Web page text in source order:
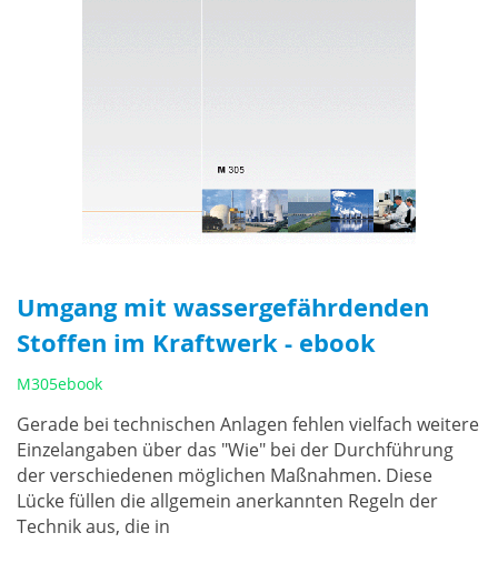
Umgang mit wassergefährdenden
Stoffen im Kraftwerk - ebook
M305ebook
Gerade bei technischen Anlagen fehlen vielfach weitere
Einzelangaben über das "Wie" bei der Durchführung
der verschiedenen möglichen Maßnahmen. Diese
Lücke füllen die allgemein anerkannten Regeln der
Technik aus, die in